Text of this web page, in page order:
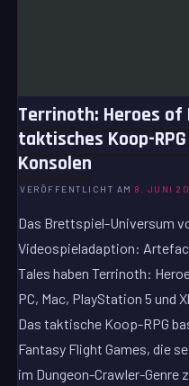
Terrinoth: Heroes of
taktisches Koop-
Konsolen
VERÖFFENTLICHT AM8. JUNI
Das Brettspiel-Universum
Videospieladaption:
Tales haben Terrinoth:
PC, Mac, PlayStation 5 und
Das taktische Koop-RPG
Fantasy Flight Games, die
im Dungeon-Crawler-